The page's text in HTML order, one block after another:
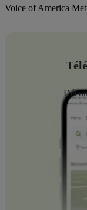
Voice of America